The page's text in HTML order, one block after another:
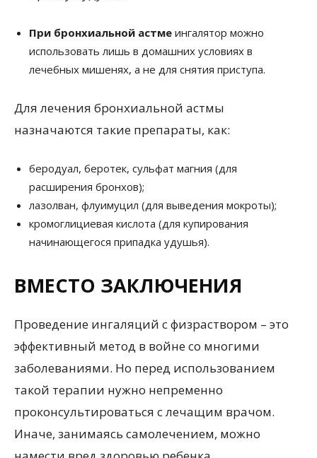
При бронхиальной астме ингалятор можно
использовать лишь в домашних условиях в
лечебных мишенях, а не для снятия приступа.
Для лечения бронхиальной астмы
назначаются такие препараты, как:
беродуал, беротек, сульфат магния (для
расширения бронхов);
лазолван, флуимуцил (для выведения мокроты);
кромоглициевая кислота (для купирования
начинающегося припадка удушья).
ВМЕСТО ЗАКЛЮЧЕНИЯ
Проведение ингаляций с физраствором – это
эффективный метод в войне со многими
заболеваниями. Но перед использованием
такой терапии нужно непременно
проконсультироваться с лечащим врачом.
Иначе, занимаясь самолечением, можно